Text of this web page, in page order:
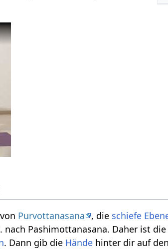
Purvottanasana , die schiefe
nach Pashimottanasana. Daher ist
. Dann gib die Hände hinter dir auf